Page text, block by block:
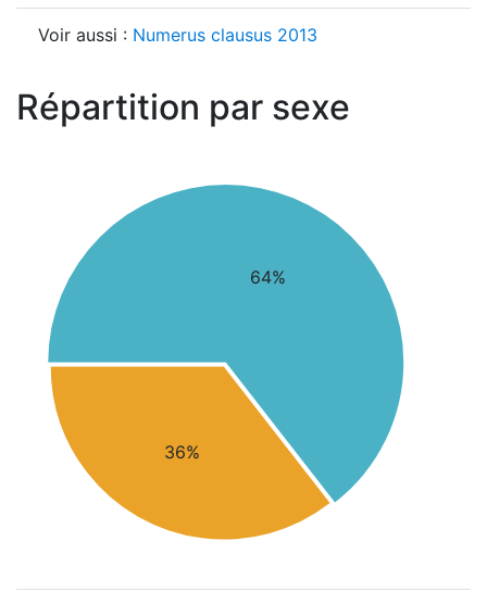
Voir aussi : Numerus clausus 2013
Répartition par sexe
64%
36%